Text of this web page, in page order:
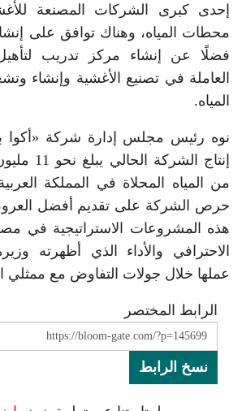
إحدى كبرى الشركات المصنعة
محطات المياه، وهناك توافق على
فضلًا عن إنشاء مركز تدريب لتأهيل
العاملة في تصنيع الأغشية وإنشاء
المياه.
نوه رئيس مجلس إدارة شركة «أكوا
إنتاج
من المياه المحلاة في المملكة
حرص الشركة على تقديم أفضل العروض
هذه المشروعات الاستراتيجية في
الاحترافي والأداء الذي أظهرته
عملها خلال جولات التفاوض مع ممثلي
الرابط المختصر
نسخ الرابط